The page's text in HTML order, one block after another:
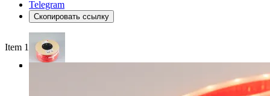
Telegram
Скопировать ссылку
Item 1 of 3